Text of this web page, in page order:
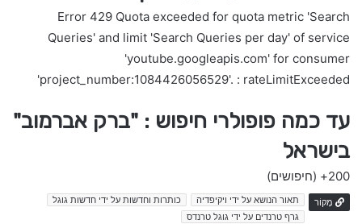
Error 429 Quota exceeded for quota metric 'Search
Queries' and limit 'Search Queries per day' of service
'youtube.googleapis.com' for consumer
'project_number:1084426056529'. : rateLimitExceeded
עד כמה פופולרי חיפוש : "ברק אברמוב"
בישראל
200+ (חיפושים)
מָקוֹר תאור הנושא על ידי ויקיפדיה
כותרות וחדשות על ידי חדשות גוגל
גרף טרנדים על ידי גוגל טרנדס